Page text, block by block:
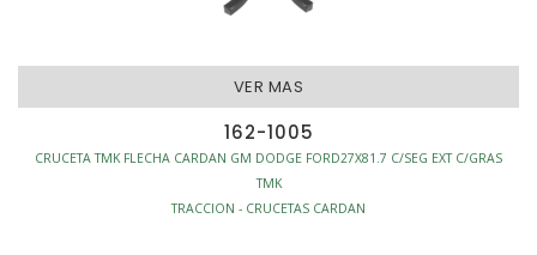
VER MAS
162-1005
CRUCETA TMK FLECHA CARDAN GM DODGE FORD27X81.7 C/SEG EXT C/GRAS
TMK
TRACCION - CRUCETAS CARDAN